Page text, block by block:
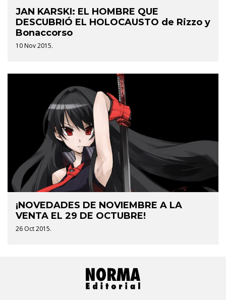
JAN KARSKI: EL HOMBRE QUE
DESCUBRIÓ EL HOLOCAUSTO de Rizzo y
Bonaccorso
10 Nov 2015.
¡NOVEDADES DE NOVIEMBRE A LA
VENTA EL 29 DE OCTUBRE!
26 Oct 2015.